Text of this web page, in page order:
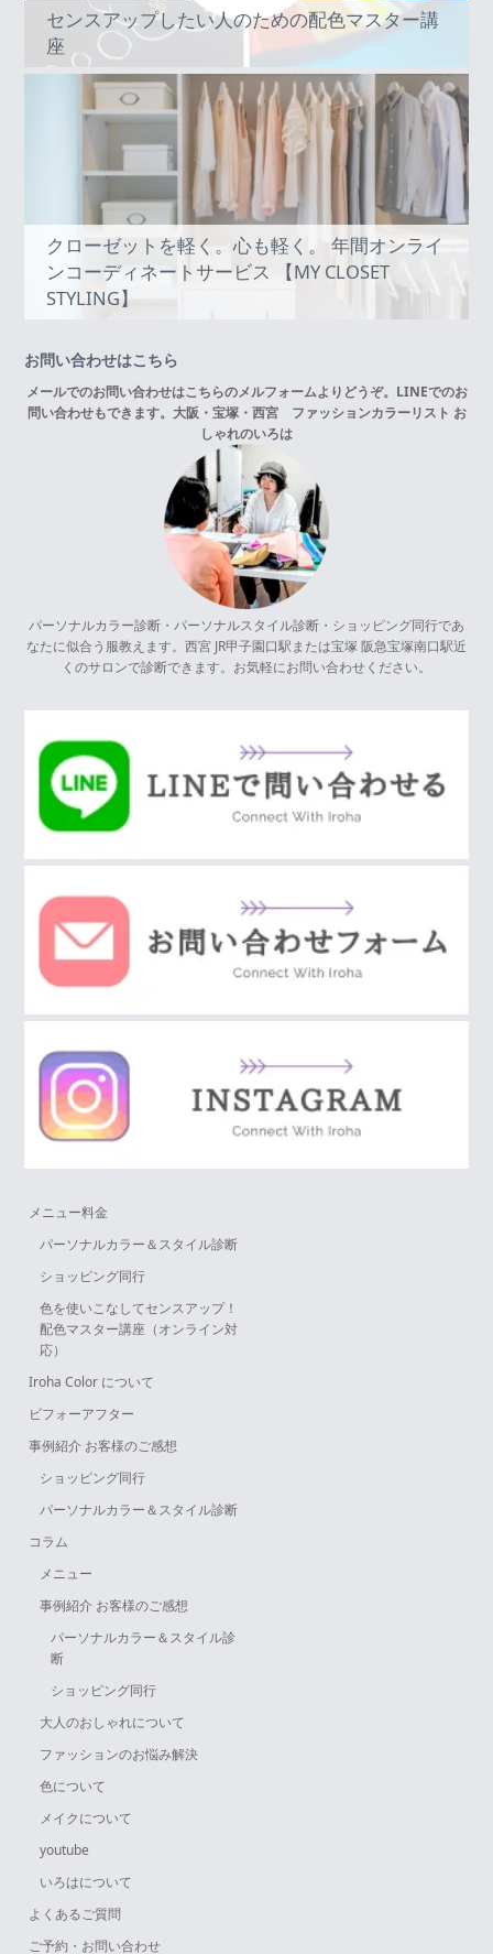
センスアップしたい人のための配色マスター講
座
クローゼットを軽く。心も軽く。 年間オンライ
ンコーディネートサービス 【MY CLOSET
STYLING】
お問い合わせはこちら
メールでのお問い合わせはこちらのメルフォームよりどうぞ。LINEでのお
問い合わせもできます。 大阪・宝塚・西宮 ファッションカラーリスト お
しゃれのいろは
パーソナルカラー診断・パーソナルスタイル診断・ショッピング同行であ
なたに似合う服教えます。西宮 JR甲子園口駅または宝塚 阪急宝塚南口駅近
くのサロンで診断できます。お気軽にお問い合わせください。
メニュー料金
パーソナルカラー＆スタイル診断
ショッピング同行
色を使いこなしてセンスアップ！
配色マスター講座（オンライン対
応）
Iroha Color について
ビフォーアフター
事例紹介 お客様のご感想
ショッピング同行
パーソナルカラー＆スタイル診断
コラム
メニュー
事例紹介 お客様のご感想
パーソナルカラー＆スタイル診
断
ショッピング同行
大人のおしゃれについて
ファッションのお悩み解決
色について
メイクについて
youtube
いろはについて
よくあるご質問
ご予約・お問い合わせ